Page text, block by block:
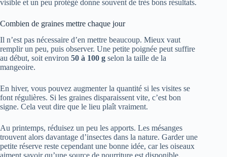
visible et un peu protégé donne souvent de très bons résultats.
Combien de graines mettre chaque jour
Il n’est pas nécessaire d’en mettre beaucoup. Mieux vaut
remplir un peu, puis observer. Une petite poignée peut suffire
au début, soit environ 50 à 100 g selon la taille de la
mangeoire.
En hiver, vous pouvez augmenter la quantité si les visites se
font régulières. Si les graines disparaissent vite, c’est bon
signe. Cela veut dire que le lieu plaît vraiment.
Au printemps, réduisez un peu les apports. Les mésanges
trouvent alors davantage d’insectes dans la nature. Garder une
petite réserve reste cependant une bonne idée, car les oiseaux